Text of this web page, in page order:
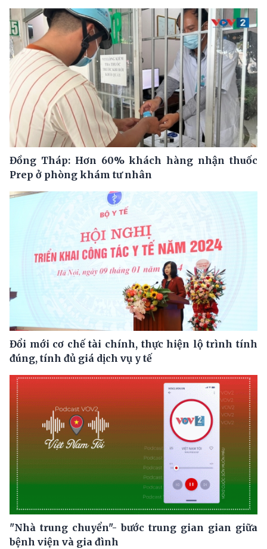
Đồng Tháp: Hơn 60% khách hàng nhận thuốc
Prep ở phòng khám tư nhân
Đổi mới cơ chế tài chính, thực hiện lộ trình tính
đúng, tính đủ giá dịch vụ y tế
"Nhà trung chuyển"- bước trung gian gian giữa
bệnh viện và gia đình